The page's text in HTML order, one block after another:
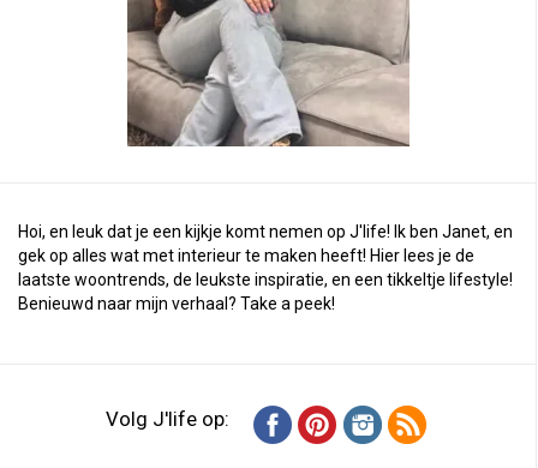
Hoi, en leuk dat je een kijkje komt nemen op J'life! Ik ben Janet, en
gek op alles wat met interieur te maken heeft! Hier lees je de
laatste woontrends, de leukste inspiratie, en een tikkeltje lifestyle!
Benieuwd naar mijn verhaal? Take a peek!
Volg J'life op: